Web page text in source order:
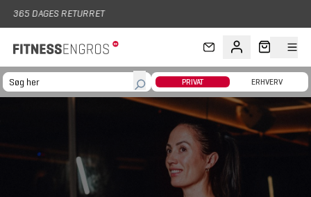
Gå til hovedindhold
PRIVAT ERHVERV